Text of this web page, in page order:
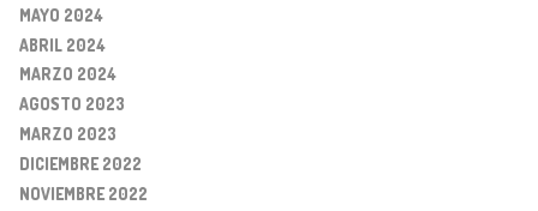
MAYO 2024
ABRIL 2024
MARZO 2024
AGOSTO 2023
MARZO 2023
DICIEMBRE 2022
NOVIEMBRE 2022